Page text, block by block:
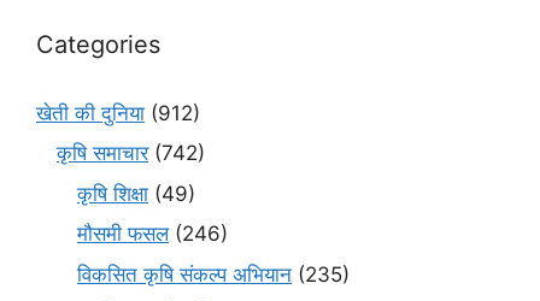
Categories
खेती की दुनिया (912)
कृषि समाचार(742)
कृषि शिक्षा (49)
मौसमी फसल(246)
विकसित कृषि संकल्प अभियान (235)